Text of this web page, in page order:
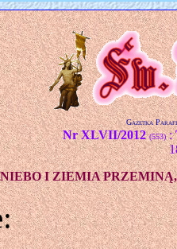
Gazetka
Nr XLVII/2012 (553) :
NIEBO I ZIEMIA